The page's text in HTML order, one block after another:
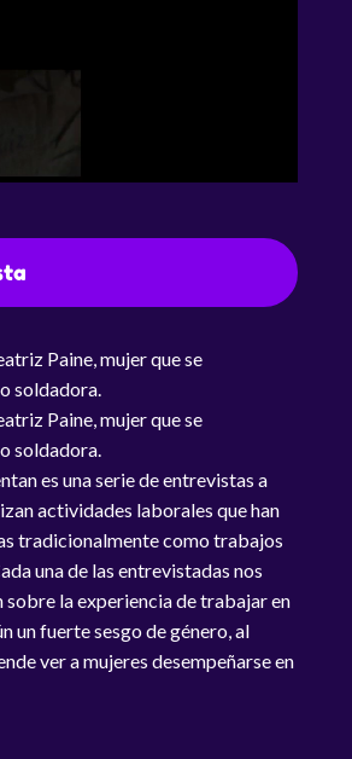
Paine, mujer que se
soldadora.
Paine, mujer que se
soldadora.
es una serie de entrevistas a
actividades laborales que han
tradicionalmente como trabajos
una de las entrevistadas nos
sobre la experiencia de trabajar en
un fuerte sesgo de género, al
ver a mujeres desempeñarse en